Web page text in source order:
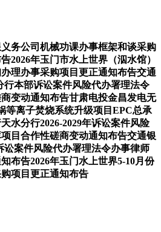
公司机械功课办事框架和谈采购
2026年玉门市水上世界（泅水馆）
理办事采购项目更正通知布告交通
行本部诉讼案件风险代办署理法令
变动通知布告甘肃电投金昌发电无
等离子焚烧系统升级项目EPC总承
水分行2026-2029年诉讼案件风险
目合作性磋商变动通知布告交通银
讼案件风险代办署理法令办事律师
布告2026年玉门水上世界5-10月份
项目更正通知布告